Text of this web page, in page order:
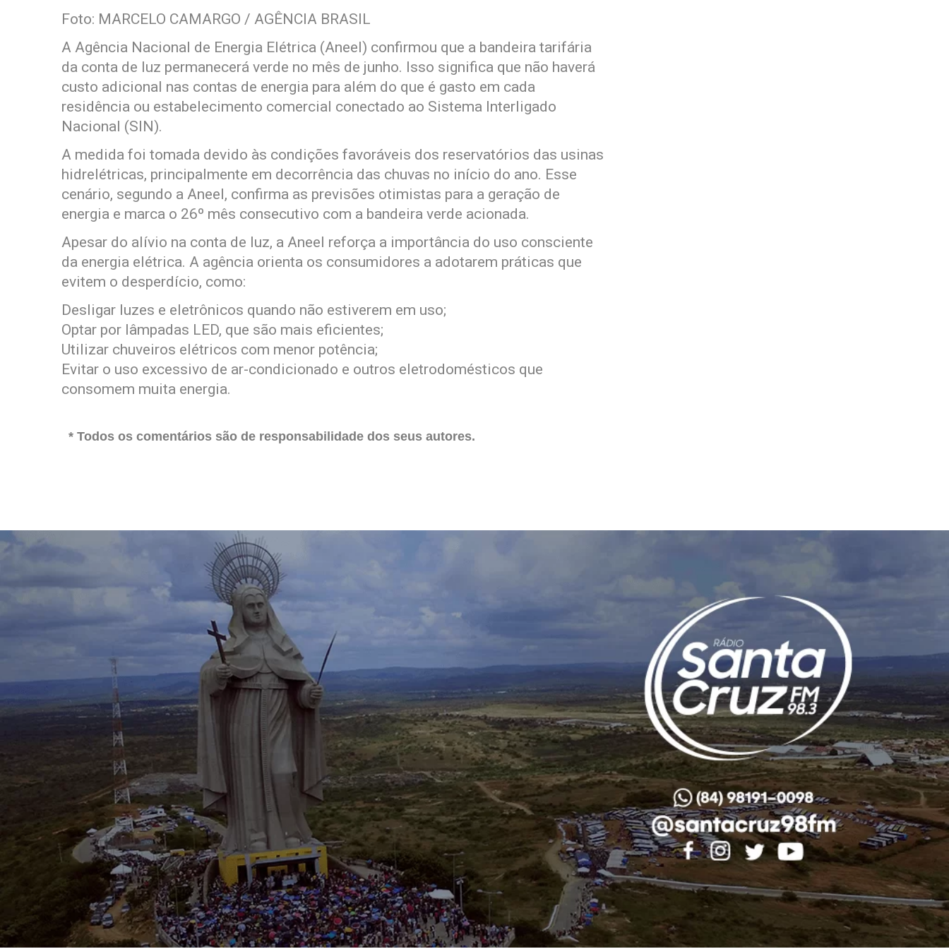
Foto: MARCELO CAMARGO / AGÊNCIA BRASIL
A Agência Nacional de Energia Elétrica (Aneel) confirmou que a bandeira tarifária
da conta de luz permanecerá verde no mês de junho. Isso significa que não haverá
custo adicional nas contas de energia para além do que é gasto em cada
residência ou estabelecimento comercial conectado ao Sistema Interligado
Nacional (SIN).
A medida foi tomada devido às condições favoráveis dos reservatórios das usinas
hidrelétricas, principalmente em decorrência das chuvas no início do ano. Esse
cenário, segundo a Aneel, confirma as previsões otimistas para a geração de
energia e marca o 26º mês consecutivo com a bandeira verde acionada.
Apesar do alívio na conta de luz, a Aneel reforça a importância do uso consciente
da energia elétrica. A agência orienta os consumidores a adotarem práticas que
evitem o desperdício, como:
Desligar luzes e eletrônicos quando não estiverem em uso;
Optar por lâmpadas LED, que são mais eficientes;
Utilizar chuveiros elétricos com menor potência;
Evitar o uso excessivo de ar-condicionado e outros eletrodomésticos que
consomem muita energia.
* Todos os comentários são de responsabilidade dos seus autores.